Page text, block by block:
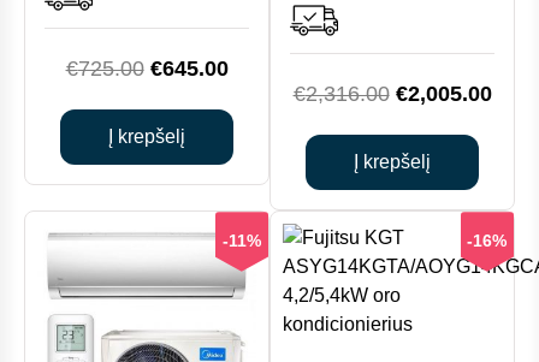
€725.00 Original
was:
€725.00.
€645.00Current
€645.00.
Į krepšelį
€2,316.00 Original
was:
€2,316.00.
€2,005.00
Į krepšelį
-11% -16%